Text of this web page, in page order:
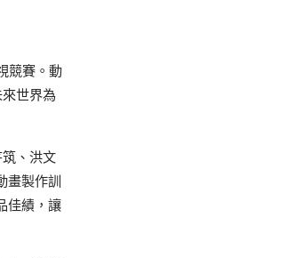
競賽。動
世界為
、洪文
畫製作訓
佳績，讓